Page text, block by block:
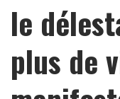
le
plus de